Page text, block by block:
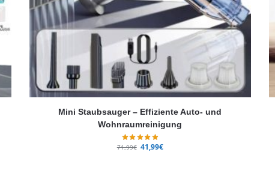
Mini Staubsauger – Effiziente Auto- und
Wohnraumreinigung
71,99€ 41,99€